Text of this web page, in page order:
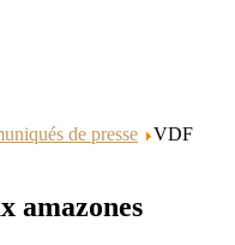
de presse
VDF
amazones